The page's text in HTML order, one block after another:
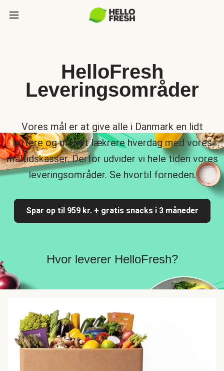
HelloFresh
Leveringsområder
Vores mål er at give alle i Danmark en lidt
lettere og meget lækrere hverdag med vores
måltidskasser. Derfor udvider vi hele tiden vores
leveringsområder. Se hvortil forneden.
Spar op til 959 kr. + gratis snacks i 3 måneder
Hvor leverer HelloFresh?